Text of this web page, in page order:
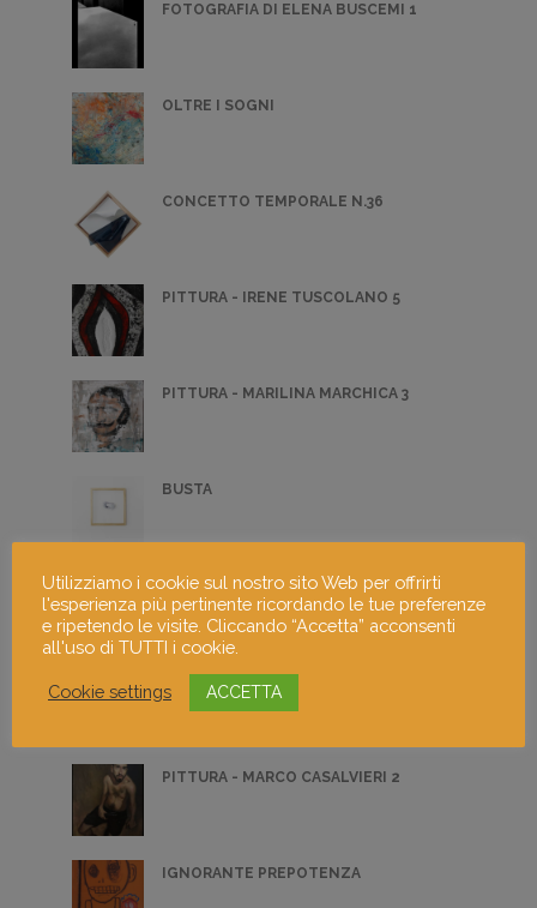
FOTOGRAFIA DI ELENA BUSCEMI 1
OLTRE I SOGNI
CONCETTO TEMPORALE N.36
PITTURA - IRENE TUSCOLANO 5
PITTURA - MARILINA MARCHICA 3
BUSTA
SCULTURA - OTTAVIA PARABOSCHI 2
PITTURA - VIRGINIA DAL MAGRO 4
PITTURA - MARCO CASALVIERI 2
IGNORANTE PREPOTENZA
Utilizziamo i cookie sul nostro sito Web per offrirti
l'esperienza più pertinente ricordando le tue preferenze
e ripetendo le visite. Cliccando “Accetta” acconsenti
all'uso di TUTTI i cookie.
Cookie settings ACCETTA